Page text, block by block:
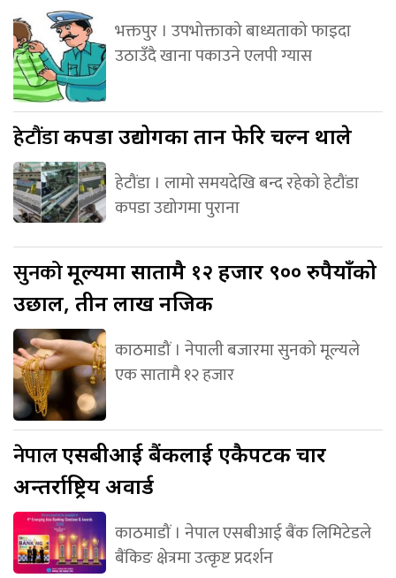
भक्तपुर । उपभोक्ताको बाध्यताको फाइदा
उठाउँदै खाना पकाउने एलपी ग्यास
हेटौंडाकपडा उद्योगका तान फेरि चल्न थाले
हेटौंडा । लामो समयदेखि बन्द रहेको हेटौंडा
कपडा उद्योगमा पुराना
सुनकोमूल्यमा सातामै १२ हजार ९०० रुपैयाँको
उछाल, तीन लाख नजिक
काठमाडौं । नेपाली बजारमा सुनको मूल्यले
एक सातामै १२ हजार
नेपालएसबीआई बैंकलाई एकैपटक चार
अन्तर्राष्ट्रिय अवार्ड
काठमाडौं । नेपाल एसबीआई बैंक लिमिटेडले
बैंकिङ क्षेत्रमा उत्कृष्ट प्रदर्शन